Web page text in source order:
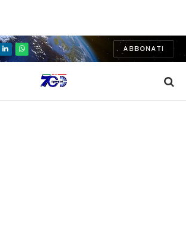
LinkedInWhatsApp
ABBONATI